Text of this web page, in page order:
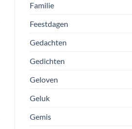
Familie
Feestdagen
Gedachten
Gedichten
Geloven
Geluk
Gemis